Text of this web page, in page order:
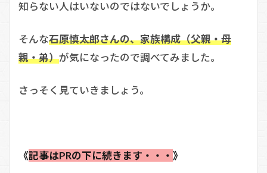
知らない人はいないのではないでしょうか。
そんな石原慎太郎さんの、家族構成（父親・母
親・弟）が気になったので調べてみました。
さっそく見ていきましょう。
《記事はPRの下に続きます・・・ 》